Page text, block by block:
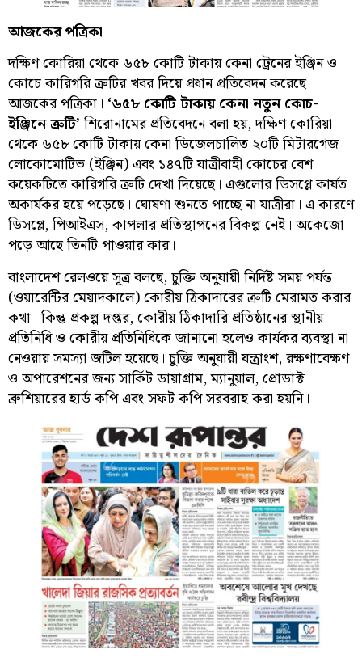
আজকের পত্রিকা
দক্ষিণ কোরিয়া থেকে ৬৫৮ কোটি টাকায় কেনা ট্রেনের ইঞ্জিন ও
কোচে কারিগরি ত্রুটির খবর দিয়ে প্রধান প্রতিবেদন করেছে
আজকের পত্রিকা। ‘৬৫৮ কোটি টাকায় কেনা নতুন কোচ-
ইঞ্জিনে ত্রুটি’ শিরোনামের প্রতিবেদনে বলা হয়, দক্ষিণ কোরিয়া
থেকে ৬৫৮ কোটি টাকায় কেনা ডিজেলচালিত ২০টি মিটারগেজ
লোকোমোটিভ (ইঞ্জিন) এবং ১৪৭টি যাত্রীবাহী কোচের বেশ
কয়েকটিতে কারিগরি ত্রুটি দেখা দিয়েছে। এগুলোর ডিসপ্লে কার্যত
অকার্যকর হয়ে পড়েছে। ঘোষণা শুনতে পাচ্ছে না যাত্রীরা। এ কারণে
ডিসপ্লে, পিআইএস, কাপলার প্রতিস্থাপনের বিকল্প নেই। অকেজো
পড়ে আছে তিনটি পাওয়ার কার।
বাংলাদেশ রেলওয়ে সূত্র বলছে, চুক্তি অনুযায়ী নির্দিষ্ট সময় পর্যন্ত
(ওয়ারেন্টির মেয়াদকালে) কোরীয় ঠিকাদারের ত্রুটি মেরামত করার
কথা। কিন্তু প্রকল্প দপ্তর, কোরীয় ঠিকাদারি প্রতিষ্ঠানের স্থানীয়
প্রতিনিধি ও কোরীয় প্রতিনিধিকে জানানো হলেও কার্যকর ব্যবস্থা না
নেওয়ায় সমস্যা জটিল হয়েছে। চুক্তি অনুযায়ী যন্ত্রাংশ, রক্ষণাবেক্ষণ
ও অপারেশনের জন্য সার্কিট ডায়াগ্রাম, ম্যানুয়াল, প্রোডাক্ট
ব্রুশিয়ারের হার্ড কপি এবং সফট কপি সরবরাহ করা হয়নি।